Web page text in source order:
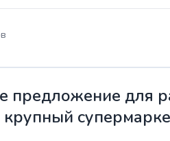
предложение для
крупный